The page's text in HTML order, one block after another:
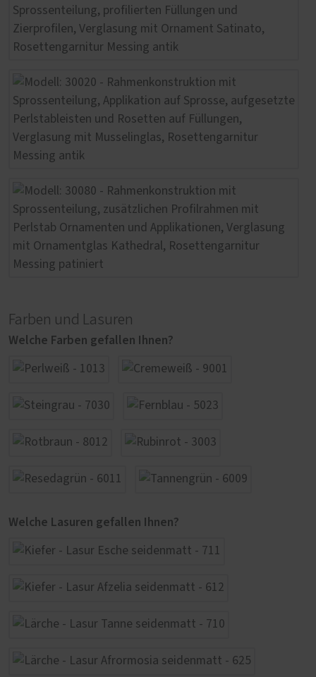
Farben und Lasuren
Welche Farben gefallen Ihnen?
Welche Lasuren gefallen Ihnen?